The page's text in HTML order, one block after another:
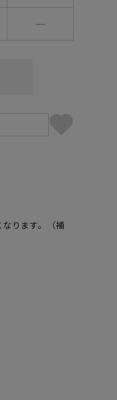
―
ります。（補